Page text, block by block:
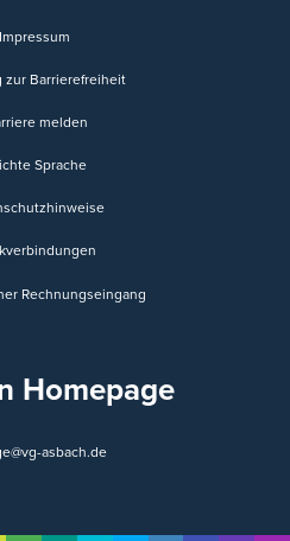
Impressum
Barrierefreiheit
melden
Sprache
Rechnungseingang
Homepage
asbach.de